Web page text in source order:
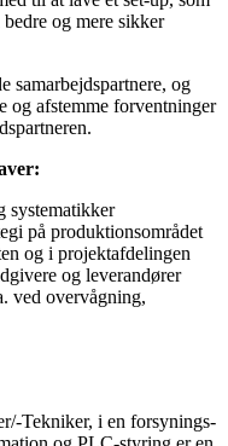
og mere sikker
samarbejdspartnere, og
og afstemme forventninger
systematikker
på produktionsområdet
og i projektafdelingen
og leverandører
ved overvågning,
Tekniker, i en forsynings-